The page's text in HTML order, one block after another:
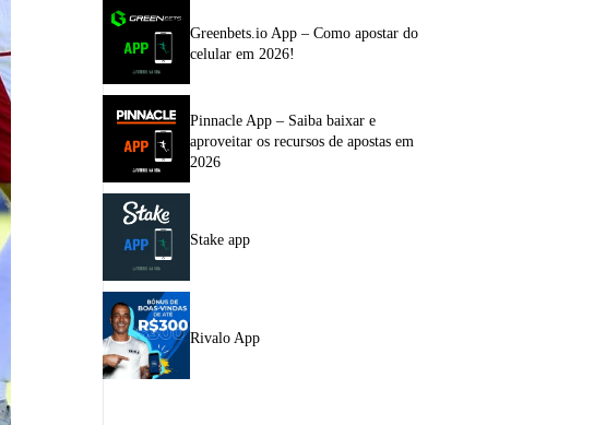
Greenbets.io App – Como apostar do
celular em 2026!
Pinnacle App – Saiba baixar e
aproveitar os recursos de apostas em
2026
Stake app
Rivalo App